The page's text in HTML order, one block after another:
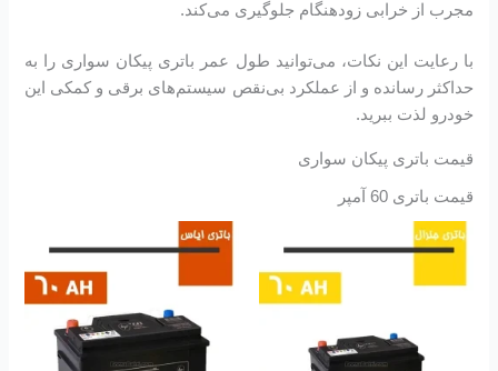
مجرب از خرابی زودهنگام جلوگیری می‌کند.
با رعایت این نکات، می‌توانید طول عمر باتری پیکان سواری را به
حداکثر رسانده و از عملکرد بی‌نقص سیستم‌های برقی و کمکی این
خودرو لذت ببرید.
قیمت باتری پیکان سواری
قیمت باتری 60 آمپر